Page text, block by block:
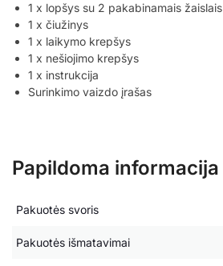
1 x lopšys su 2 pakabinamais žaislais
1 x čiužinys
1 x laikymo krepšys
1 x nešiojimo krepšys
1 x instrukcija
Surinkimo vaizdo įrašas
Papildoma informacija
Pakuotės svoris
Pakuotės išmatavimai